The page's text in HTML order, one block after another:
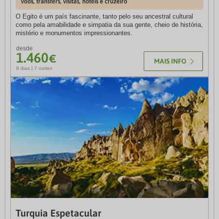
O Egito é um país fascinante, tanto pelo seu ancestral cultural
como pela amabilidade e simpatia da sua gente, cheio de história,
mistério e monumentos impressionantes.
desde
1.460€
8 dias | 7 noites
MAIS INFO
Turquia Espetacular
Uma viagem que conjuga o melhor de dois mundos: a energia
vibrante de Nova Iorque e a tranquilidade paradisíaca das Ilhas
Turks & Caicos.
desde
3.060€
9 dias | 7 noites
MAIS INFO
Canadá · Rota de Leste